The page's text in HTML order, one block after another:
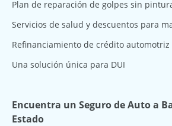
Plan de reparación de golpes sin
Servicios de salud y descuentos para
Refinanciamiento de crédito automotriz
Una solución única para DUI
Encuentra un Seguro de Auto a
Estado